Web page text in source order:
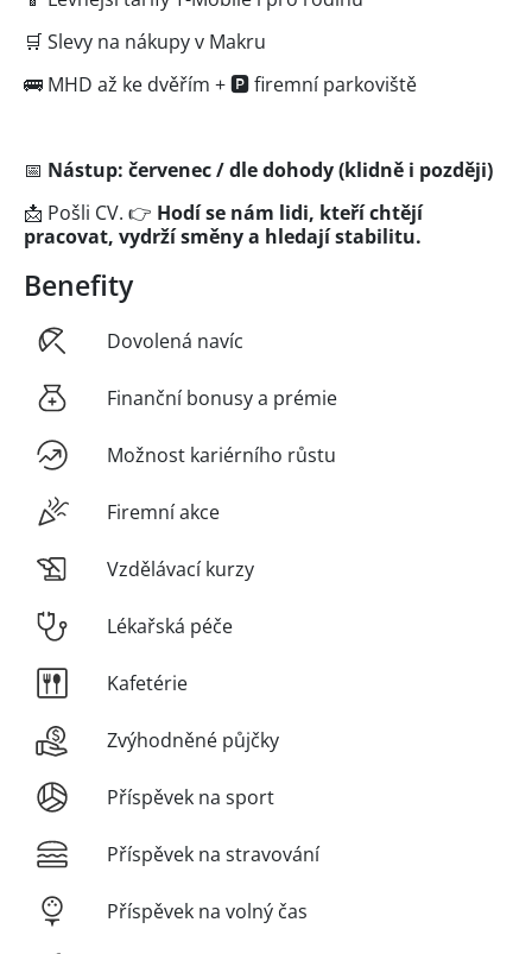
🛒 Slevy na nákupy v Makru
🚌 MHD až ke dvěřím + 🅿️ firemní parkoviště
📅 Nástup: červenec / dle dohody (klidně i později)
📩 Pošli CV. 👉 Hodí se nám lidi, kteří chtějí
pracovat, vydrží směny a hledají stabilitu.
Benefity
Dovolená navíc
Finanční bonusy a prémie
Možnost kariérního růstu
Firemní akce
Vzdělávací kurzy
Lékařská péče
Kafetérie
Zvýhodněné půjčky
Příspěvek na sport
Příspěvek na stravování
Příspěvek na volný čas